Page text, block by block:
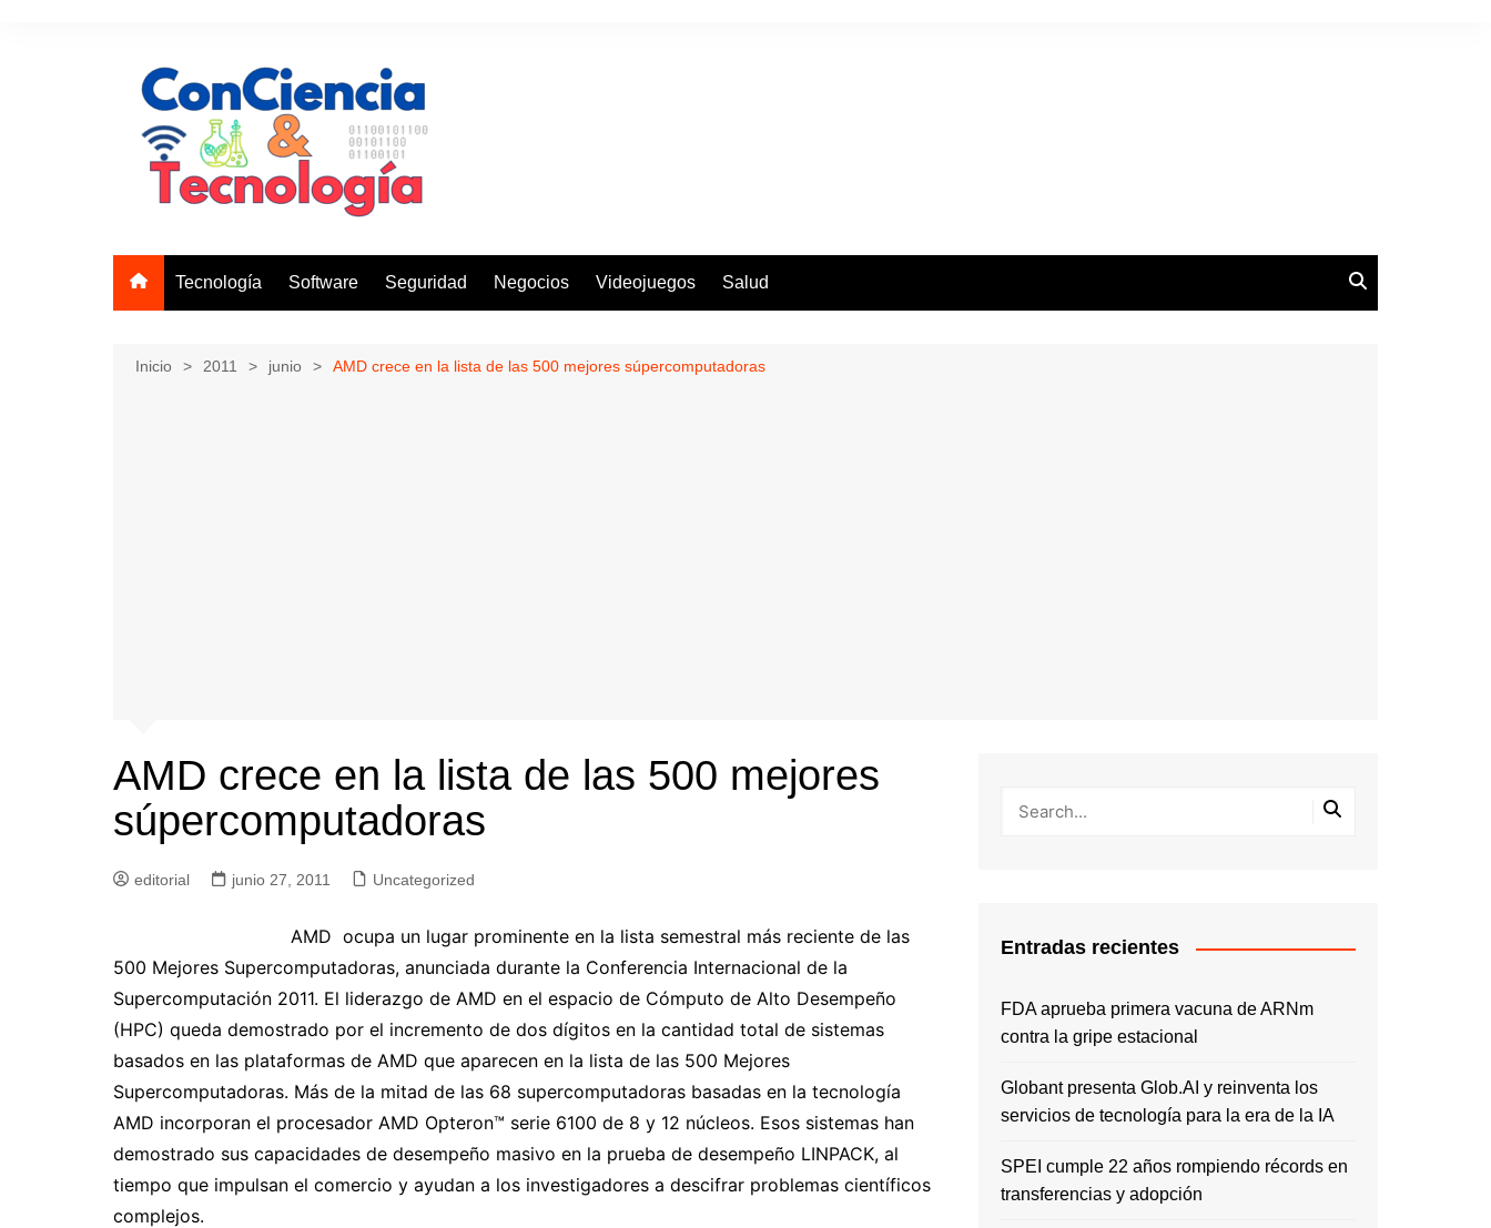
Tecnología Software Seguridad Negocios Videojuegos Salud
Inicio 2011 junio AMD crece en la lista de las 500 mejores súpercomputadoras
AMD crece en la lista de las 500 mejores
súpercomputadoras
editorial junio 27, 2011 Uncategorized
AMD ocupa un lugar prominente en la lista semestral más reciente de las
500 Mejores Supercomputadoras, anunciada durante la Conferencia Internacional de la
Supercomputación 2011. El liderazgo de AMD en el espacio de Cómputo de Alto Desempeño
(HPC) queda demostrado por el incremento de dos dígitos en la cantidad total de sistemas
basados en las plataformas de AMD que aparecen en la lista de las 500 Mejores
Supercomputadoras. Más de la mitad de las 68 supercomputadoras basadas en la tecnología
AMD incorporan el procesador AMD Opteron™ serie 6100 de 8 y 12 núcleos. Esos sistemas han
demostrado sus capacidades de desempeño masivo en la prueba de desempeño LINPACK, al
tiempo que impulsan el comercio y ayudan a los investigadores a descifrar problemas científicos
complejos.
Entradas recientes
FDA aprueba primera vacuna de ARNm
contra la gripe estacional
Globant presenta Glob.AI y reinventa los
servicios de tecnología para la era de la IA
SPEI cumple 22 años rompiendo récords en
transferencias y adopción